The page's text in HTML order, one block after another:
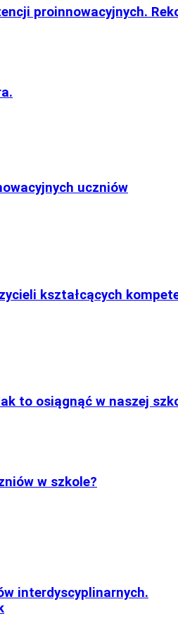
proinnowacyjnych.
uczniów
kształcących
to osiągnąć w naszej
w szkole?
interdyscyplinarnych.